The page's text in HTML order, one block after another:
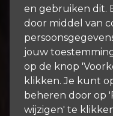
en gebruiken dit.
door middel van
jouw
op de knop
klikken. Je kunt
beheren door op
wijzigen' te